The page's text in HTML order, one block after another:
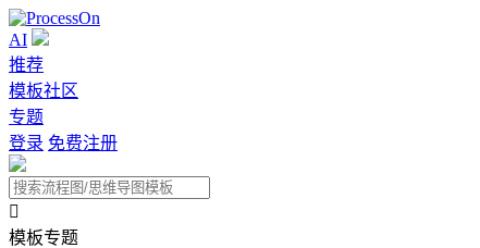
AI
推荐
模板社区
专题
登录 免费注册

模板专题